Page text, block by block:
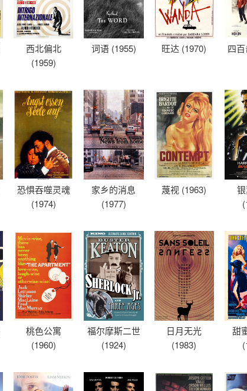
西北偏北
(1959)
词语 (1955) 旺达 (1970) 四
恐惧吞噬灵魂
(1974)
家乡的消息
(1977)
蔑视 (1963)
桃色公寓
(1960)
福尔摩斯二世
(1924)
日月无光
(1983)
甜